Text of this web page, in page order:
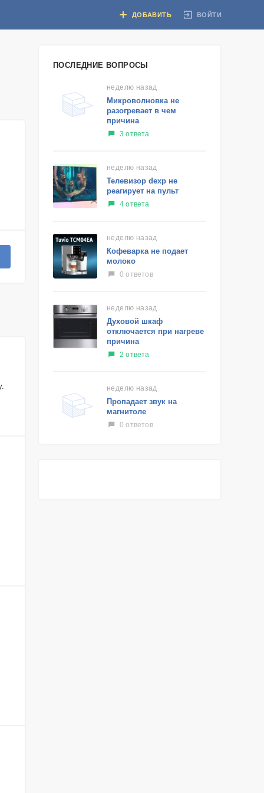
ВОЙТИ
ДОБАВИТЬ
ПОСЛЕДНИЕ ВОПРОСЫ
неделю назад
Микроволновка не
разогревает в чем
причина
3 ответа
неделю назад
Телевизор dexp не
реагирует на пульт
4 ответа
неделю назад
Кофеварка не подает
молоко
0 ответов
неделю назад
Духовой шкаф
отключается при нагреве
причина
2 ответа
неделю назад
Пропадает звук на
магнитоле
0 ответов